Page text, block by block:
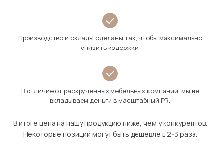
Производство и склады сделаны так, чтобы максимально
снизить издержки.
В отличие от раскрученных мебельных компаний, мы не
вкладываем деньги в масштабный PR.
В итоге цена на нашу продукцию ниже, чем у конкурентов.
Некоторые позиции могут быть дешевле в 2-3 раза.